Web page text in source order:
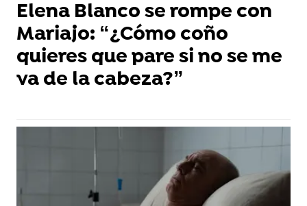
Elena Blanco se rompe con
Mariajo: “¿Cómo coño
quieres que pare si no se me
va de la cabeza?”